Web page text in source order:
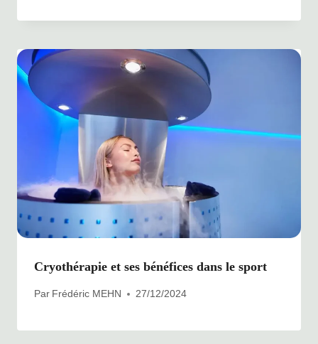
Cryothérapie et ses bénéfices dans le sport
Par Frédéric MEHN 27/12/2024